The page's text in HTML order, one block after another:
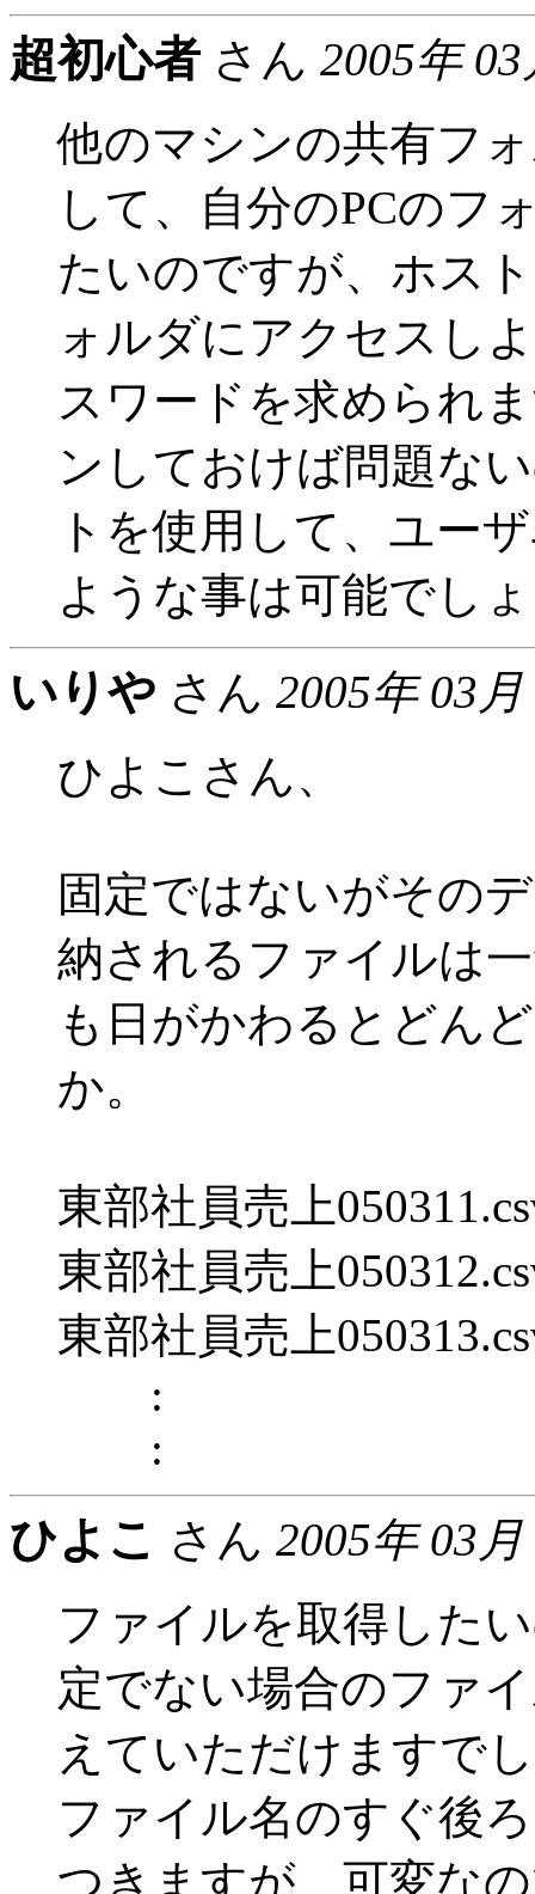
超初心者 さん 2005年
他のマシンの共有フ
して、自分のPCのフ
たいのですが、ホス
ォルダにアクセスし
スワードを求められ
ンしておけば問題な
トを使用して、ユー
ような事は可能でし
いりや さん 2005年 03
ひよこさん、
固定ではないがその
納されるファイルは
も日がかわるとどん
か。
東部社員売上
東部社員売上
東部社員売上
:
:
ひよこ さん 2005年 03
ファイルを取得した
定でない場合のファ
えていただけますで
ファイル名のすぐ後
つきますが、可変な